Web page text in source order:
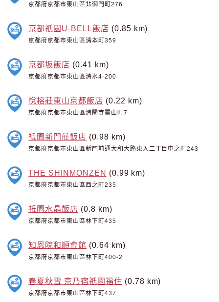
京都府京都市東山區北御門町276
京都祇園U-BELL飯店 (0.85 km)
京都府京都市東山區清本町359
京都坂飯店 (0.41 km)
京都府京都市東山區清水4-200
悅榕莊東山京都飯店 (0.22 km)
京都府京都市東山區清閑寺靈山町7
祗園新門莊飯店 (0.98 km)
京都府京都市東山區新門前通大和大路東入二丁目中之町243
THE SHINMONZEN (0.99 km)
京都府京都市東山區西之町235
祇園水晶飯店 (0.8 km)
京都府京都市東山區林下町435
知恩院和順會館 (0.64 km)
京都府京都市東山區林下町400-2
春夏秋雪 京乃宿祇園福住 (0.78 km)
京都府京都市東山區林下町437